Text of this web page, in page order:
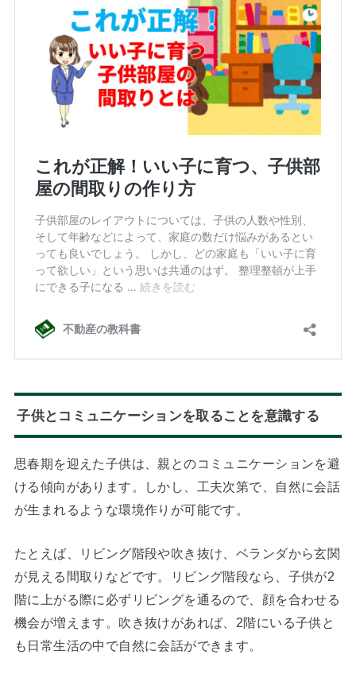
子供とコミュニケーションを取ることを意識する
思春期を迎えた子供は、親とのコミュニケーションを避
ける傾向があります。しかし、工夫次第で、自然に会話
が生まれるような環境作りが可能です。
たとえば、リビング階段や吹き抜け、ベランダから玄関
が見える間取りなどです。リビング階段なら、子供が2
階に上がる際に必ずリビングを通るので、顔を合わせる
機会が増えます。吹き抜けがあれば、2階にいる子供と
も日常生活の中で自然に会話ができます。